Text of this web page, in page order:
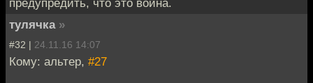
предупредить, что это война.
тулячка »
#32 | 24.11.16 14:07
Кому: альтер, #27